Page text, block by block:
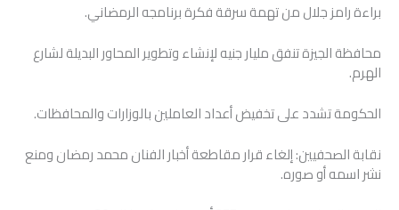
براءة رامز جلال من تهمة سرقة فكرة برنامجه الرمضاني.
محافظة الجيزة تنفق مليار جنيه لإنشاء وتطوير المحاور البديلة لشارع
الهرم.
الحكومة تشدد على تخفيض أعداد العاملين بالوزارات والمحافظات.
نقابة الصحفيين: إلغاء قرار مقاطعة أخبار الفنان محمد رمضان ومنع
نشر اسمه أو صوره.